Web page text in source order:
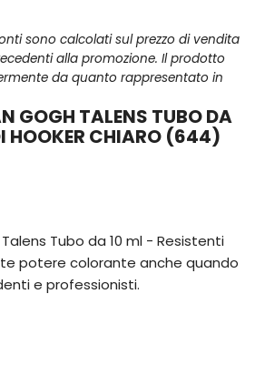
sono calcolati sul prezzo di vendita
alla promozione. Il prodotto
da quanto rappresentato in
GOGH TALENS TUBO DA
HOOKER CHIARO (644)
Tubo da 10 ml - Resistenti
potere colorante anche quando
e professionisti.